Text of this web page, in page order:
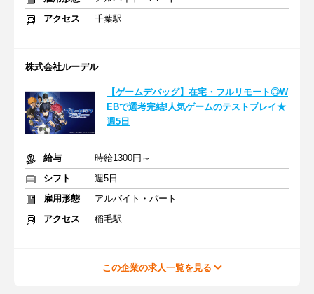
アクセス
千葉駅
株式会社ルーデル
【ゲームデバッグ】在宅・フルリモート◎W
EBで選考完結!人気ゲームのテストプレイ★
週5日
給与
時給1300円～
シフト
週5日
雇用形態
アルバイト・パート
アクセス
稲毛駅
この企業の求人一覧を見る